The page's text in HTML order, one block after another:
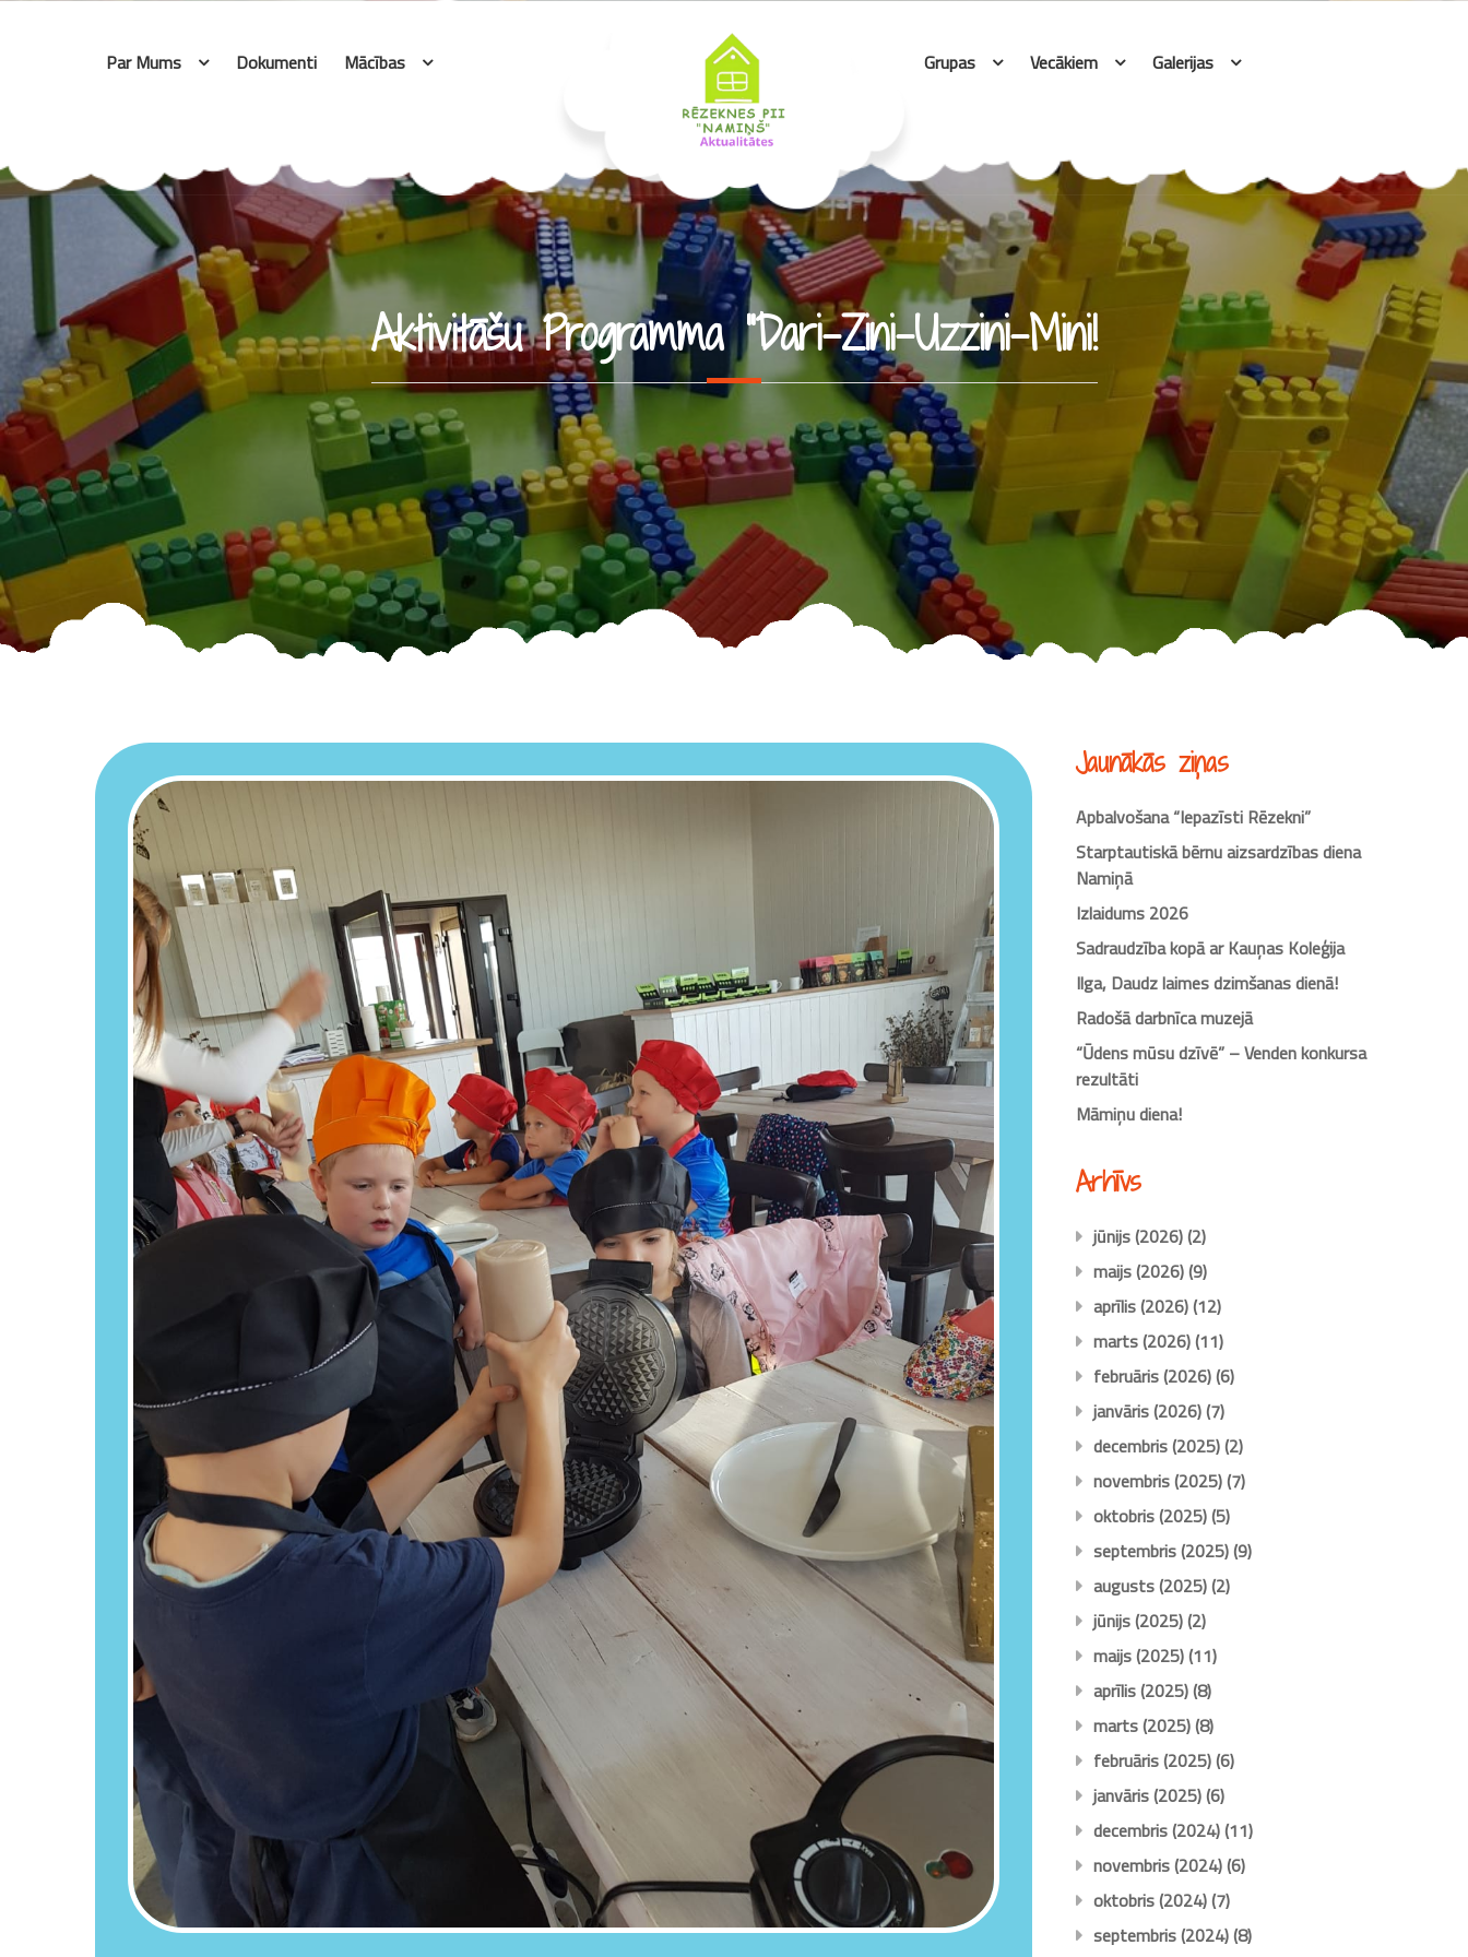
Par Mums Dokumenti Mācības Grupas Vecākiem Galerijas
Aktivitāšu Programma “Dari-Zini-Uzzini-Mini!
Jaunākās ziņas
Apbalvošana “Iepazīsti Rēzekni”
Starptautiskā bērnu aizsardzības diena
Namiņā
Izlaidums 2026
Sadraudzība kopā ar Kauņas Koleģija
Ilga, Daudz laimes dzimšanas dienā!
Radošā darbnīca muzejā
“Ūdens mūsu dzīvē” – Venden konkursa
rezultāti
Māmiņu diena!
Arhīvs
jūnijs (2026)(2)
maijs (2026)(9)
aprīlis (2026)(12)
marts (2026)(11)
februāris (2026)(6)
janvāris (2026)(7)
decembris (2025)(2)
novembris (2025)(7)
oktobris (2025)(5)
septembris (2025)(9)
augusts (2025)(2)
jūnijs (2025)(2)
maijs (2025)(11)
aprīlis (2025)(8)
marts (2025)(8)
februāris (2025)(6)
janvāris (2025)(6)
decembris (2024)(11)
novembris (2024)(6)
oktobris (2024)(7)
septembris (2024)(8)